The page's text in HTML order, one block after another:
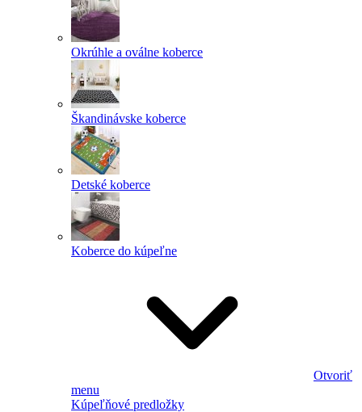
Okrúhle a oválne koberce
Škandinávske koberce
Detské koberce
Koberce do kúpeľne
Otvoriť
menu
Kúpeľňové predložky